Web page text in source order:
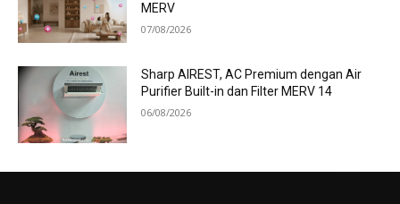
MERV
07/08/2026
Sharp AIREST, AC Premium dengan Air
Purifier Built-in dan Filter MERV 14
06/08/2026